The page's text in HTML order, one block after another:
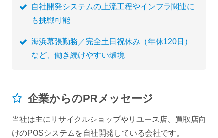
自社開発システムの上流工程やインフラ関連に
も挑戦可能
海浜幕張勤務／完全土日祝休み（年休120日）
など、働き続けやすい環境
企業からのPRメッセージ
当社は主にリサイクルショップやリユース店、買取店向
けのPOSシステムを自社開発している会社です。